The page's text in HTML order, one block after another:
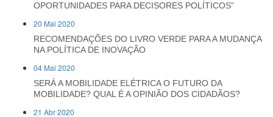
OPORTUNIDADES PARA DECISORES POLÍTICOS”
20 Mai 2020
RECOMENDAÇÕES DO LIVRO VERDE PARA A MUDANÇA
NA POLÍTICA DE INOVAÇÃO
04 Mai 2020
SERÁ A MOBILIDADE ELÉTRICA O FUTURO DA
MOBILIDADE? QUAL É A OPINIÃO DOS CIDADÃOS?
21 Abr 2020